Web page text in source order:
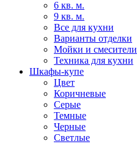
6 кв. м.
9 кв. м.
Все для кухни
Варианты отделки
Мойки и смесители
Техника для кухни
Шкафы-купе
Цвет
Коричневые
Серые
Темные
Черные
Светлые